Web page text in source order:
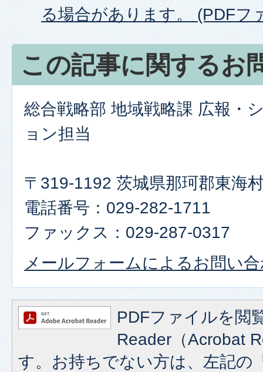
る場合があります。 (PDFフ
この記事に関するお
総合戦略部 地域戦略課 広報・
ョン担当
〒319-1192 茨城県那珂郡東海
電話番号：029-282-1711
ファックス：029-287-0317
メールフォームによるお問い
PDFファイルを閲
Reader（Acrobat
す。お持ちでない方は、左記の